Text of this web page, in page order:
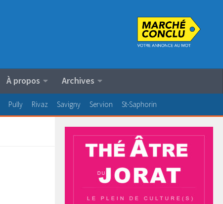
À propos Archives
Pully Rivaz Savigny Servion St-Saphorin